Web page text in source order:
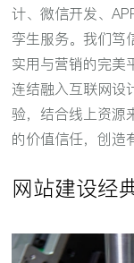
计、微信开发、
孪生服务。我们笃
实用与营销的完美
连结融入互联网设
验，结合线上资源
的价值信任，创造
网站建设经